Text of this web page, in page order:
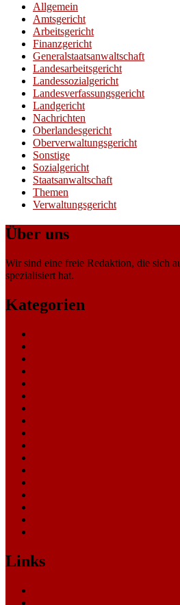
Allgemein
Amtsgericht
Arbeitsgericht
Finanzgericht
Generalstaatsanwaltschaft
Landesarbeitsgericht
Landessozialgericht
Landesverfassungsgericht
Landgericht
Nachrichten
Oberlandesgericht
Oberverwaltungsgericht
Sonstige
Sozialgericht
Staatsanwaltschaft
Themen
Verwaltungsgericht
Über uns
Wir sind eine freie Redaktion, die sich
spezialisiert hat.
Kategorien
Links